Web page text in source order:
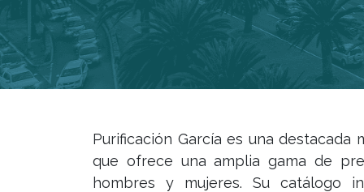
Purificación García es una destacada
que ofrece una amplia gama de
hombres y mujeres. Su catálogo